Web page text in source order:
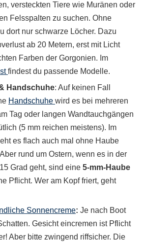
versteckten Tiere wie Muränen oder
Felsspalten zu suchen. Ohne
dort nur schwarze Löcher. Dazu
ab 20 Metern, erst mit Licht
Farben der Gorgonien. Im
findest du passende Modelle.
Handschuhe: Auf keinen Fall
Handschuhe wird es bei mehreren
Tag oder langen Wandtauchgängen
(5 mm reichen meistens). Im
es flach auch mal ohne Haube
rund um Ostern, wenn es in der
Grad geht, sind eine 5-mm-Haube
Pflicht. Wer am Kopf friert, geht
Sonnencreme: Je nach Boot
Gesicht eincremen ist Pflicht
Aber bitte zwingend riffsicher. Die